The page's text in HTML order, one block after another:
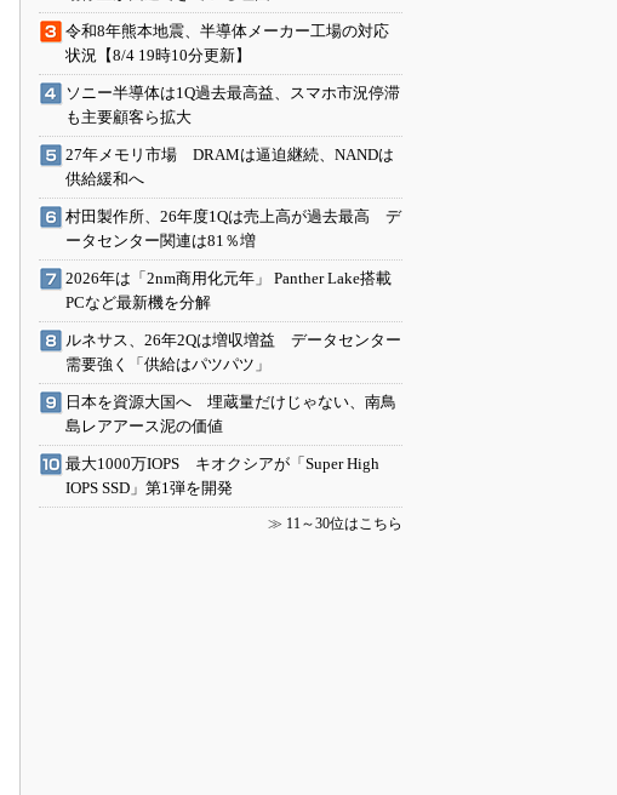
令和8年熊本地震、半導体メーカー工場の対応
状況【8/4 19時10分更新】
ソニー半導体は1Q過去最高益、スマホ市況停滞
も主要顧客ら拡大
27年メモリ市場 DRAMは逼迫継続、NANDは
供給緩和へ
村田製作所、26年度1Qは売上高が過去最高 デ
ータセンター関連は81％増
2026年は「2nm商用化元年」 Panther Lake搭載
PCなど最新機を分解
ルネサス、26年2Qは増収増益 データセンター
需要強く「供給はパツパツ」
日本を資源大国へ 埋蔵量だけじゃない、南鳥
島レアアース泥の価値
最大1000万IOPS キオクシアが「Super High
IOPS SSD」第1弾を開発
≫ 11～30位はこちら